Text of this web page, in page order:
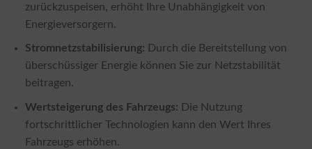
zurückzuspeisen, erhöht Ihre Unabhängigkeit von
Energieversorgern.
Stromnetzstabilisierung: Durch die Bereitstellung von
überschüssiger Energie können Sie zur Netzstabilität
beitragen.
Wertsteigerung des Fahrzeugs: Die Nutzung
fortschrittlicher Technologien kann den Wert Ihres
Fahrzeugs erhöhen.